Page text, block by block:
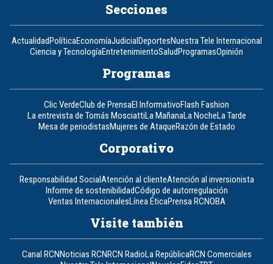
Secciones
ActualidadPolíticaEconomíaJudicialDeportesNuestra Tele Internacional
Ciencia y TecnologíaEntretenimientoSaludProgramasOpinión
Programas
Clic VerdeClub de PrensaEl InformativoFlash Fashion
La entrevista de Tomás MosciattiLa MañanaLa NocheLa Tarde
Mesa de periodistasMujeres de AtaqueRazón de Estado
Corporativo
Responsabilidad SocialAtención al clienteAtención al inversionista
Informe de sostenibilidadCódigo de autorregulación
Ventas InternacionalesLínea ÉticaPrensa RCNOBA
Visite también
Canal RCNNoticias RCNRCN RadioLa RepúblicaRCN Comerciales